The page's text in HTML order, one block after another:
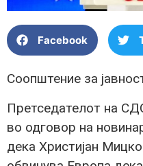
Facebook
Соопштение за
Претседателот на
во одговор на
дека Христијан